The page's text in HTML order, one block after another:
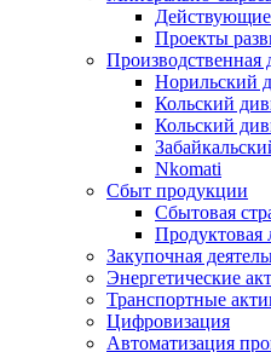
Проекты
Производственная
Норильский
Кольский
Кольский
Nkomati
Сбыт продукции
Сбытовая
Продуктовая
Закупочная
Энергетические
Транспортные
Цифровизация
Автоматизация